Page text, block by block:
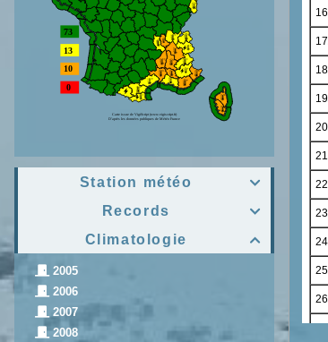

Station météo

Records

Climatologie
2005
2006
2007
2008